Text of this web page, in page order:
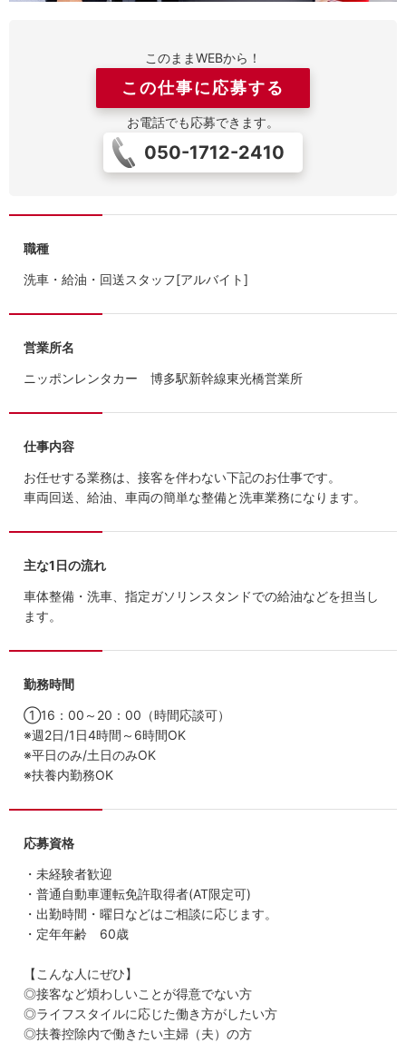
このままWEBから！
この仕事に応募する
お電話でも応募できます。
050-1712-2410
職種
洗車・給油・回送スタッフ[アルバイト]
営業所名
ニッポンレンタカー 博多駅新幹線東光橋営業所
仕事内容
お任せする業務は、接客を伴わない下記のお仕事です。
車両回送、給油、車両の簡単な整備と洗車業務になります。
主な1日の流れ
車体整備・洗車、指定ガソリンスタンドでの給油などを担当し
ます。
勤務時間
①16：00～20：00（時間応談可）
※週2日/1日4時間～6時間OK
※平日のみ/土日のみOK
※扶養内勤務OK
応募資格
・未経験者歓迎
・普通自動車運転免許取得者(AT限定可)
・出勤時間・曜日などはご相談に応じます。
・定年年齢 60歳
【こんな人にぜひ】
◎接客など煩わしいことが得意でない方
◎ライフスタイルに応じた働き方がしたい方
◎扶養控除内で働きたい主婦（夫）の方